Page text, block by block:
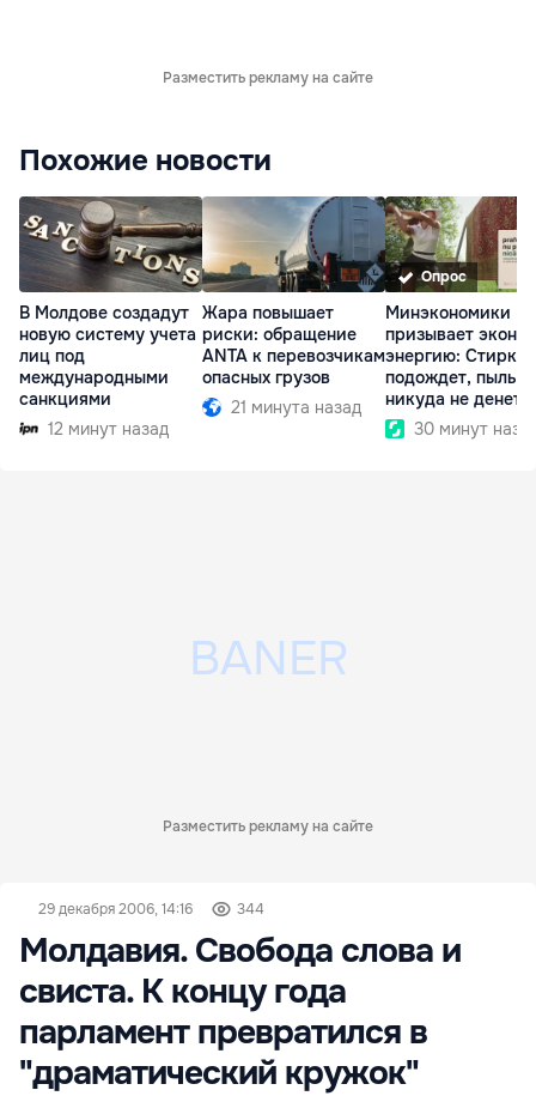
Разместить рекламу на сайте
Похожие новости
В Молдове создадут
новую систему учета
лиц под
международными
санкциями
12 минут назад
Жара повышает
риски: обращение
ANTA к перевозчикам
опасных грузов
21 минута назад
Опрос
Минэкономики
призывает
энергию: Стирка
подождет, пыль
никуда не
30 минут
Разместить рекламу на сайте
29 декабря 2006, 14:16 344
Молдавия. Свобода слова и
свиста. К концу года
парламент превратился в
"драматический кружок"